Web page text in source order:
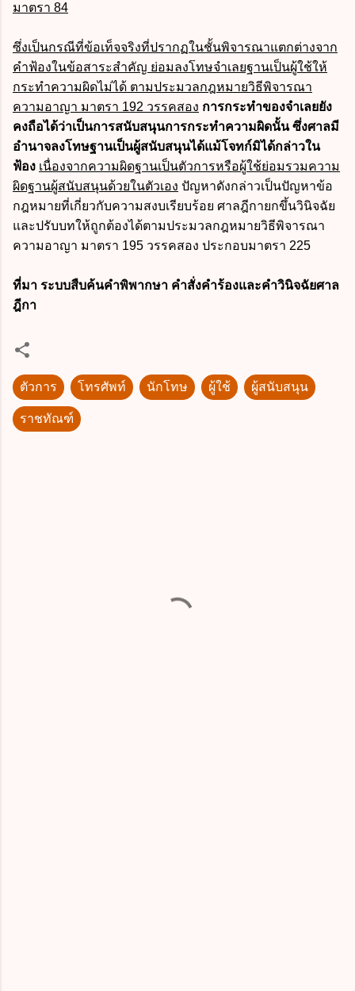
มาตรา 84
ซึ่งเป็นกรณีที่ข้อเท็จจริงที่ปรากฏในชั้นพิจารณาแตกต่างจาก
คำฟ้องในข้อสาระสำคัญ ย่อมลงโทษจำเลยฐานเป็นผู้ใช้ให้
กระทำความผิดไม่ได้ ตามประมวลกฎหมายวิธีพิจารณา
ความอาญา มาตรา 192 วรรคสอง การกระทำของจำเลยยัง
คงถือได้ว่าเป็นการสนับสนุนการกระทำความผิดนั้น ซึ่งศาลมี
อำนาจลงโทษฐานเป็นผู้สนับสนุนได้แม้โจทก์มิได้กล่าวใน
ฟ้อง เนื่องจากความผิดฐานเป็นตัวการหรือผู้ใช้ย่อมรวมความ
ผิดฐานผู้สนับสนุนด้วยในตัวเอง ปัญหาดังกล่าวเป็นปัญหาข้อ
กฎหมายที่เกี่ยวกับความสงบเรียบร้อย ศาลฎีกายกขึ้นวินิจฉัย
และปรับบทให้ถูกต้องได้ตามประมวลกฎหมายวิธีพิจารณา
ความอาญา มาตรา 195 วรรคสอง ประกอบมาตรา 225
ที่มา ระบบสืบค้นคำพิพากษา คำสั่งคำร้องและคำวินิจฉัยศาล
ฎีกา
ตัวการ โทรศัพท์ นักโทษ ผู้ใช้ ผู้สนับสนุน
ราชทัณฑ์